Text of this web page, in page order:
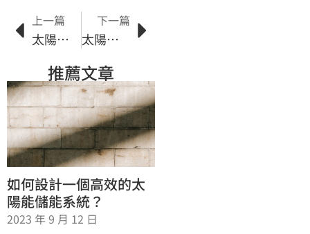
上一篇
太陽能電池效能與天氣關聯：如何適應不同環境
下一篇
太陽能發電效能相關問題解析與優化建議
推薦文章
如何設計一個高效的太
陽能儲能系統？
2023 年 9 月 12 日